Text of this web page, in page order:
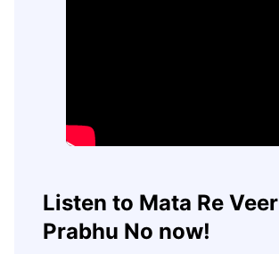
Listen to Mata Re Veer
Prabhu No now!